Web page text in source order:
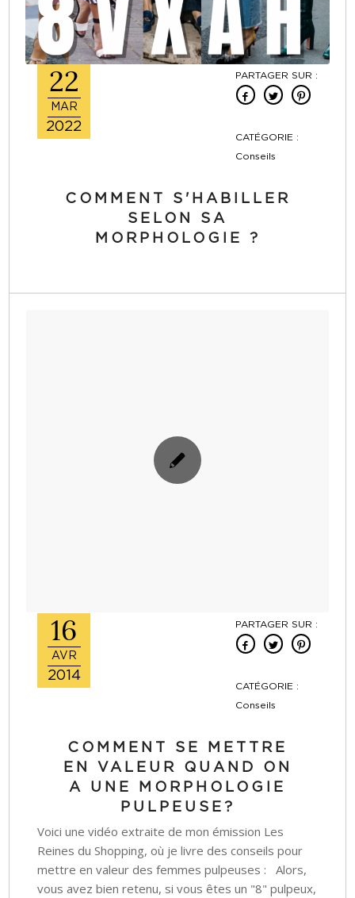
22
MAR
2022
PARTAGER SUR :
CATÉGORIE :
Conseils
COMMENT S'HABILLER
SELON SA
MORPHOLOGIE ?
16
AVR
2014
PARTAGER SUR :
CATÉGORIE :
Conseils
COMMENT SE METTRE
EN VALEUR QUAND ON
A UNE MORPHOLOGIE
PULPEUSE?
Voici une vidéo extraite de mon émission Les
Reines du Shopping, où je livre des conseils pour
mettre en valeur des femmes pulpeuses : Alors,
vous avez bien retenu, si vous êtes un "8" pulpeux,